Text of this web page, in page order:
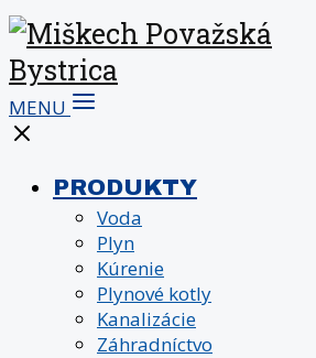
MENU
PRODUKTY
Voda
Plyn
Kúrenie
Plynové kotly
Kanalizácie
Záhradníctvo